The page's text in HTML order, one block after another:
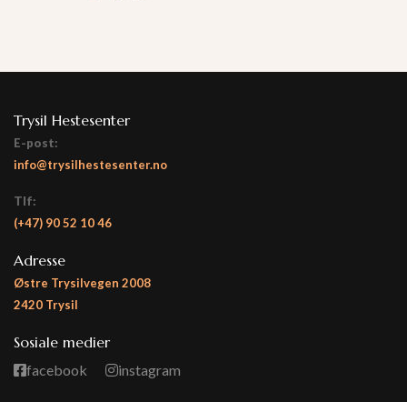
Trysil Hestesenter
E-post:
info@trysilhestesenter.no
Tlf:
(+47) 90 52 10 46
Adresse
Østre Trysilvegen 2008
2420 Trysil
Sosiale medier
facebook instagram